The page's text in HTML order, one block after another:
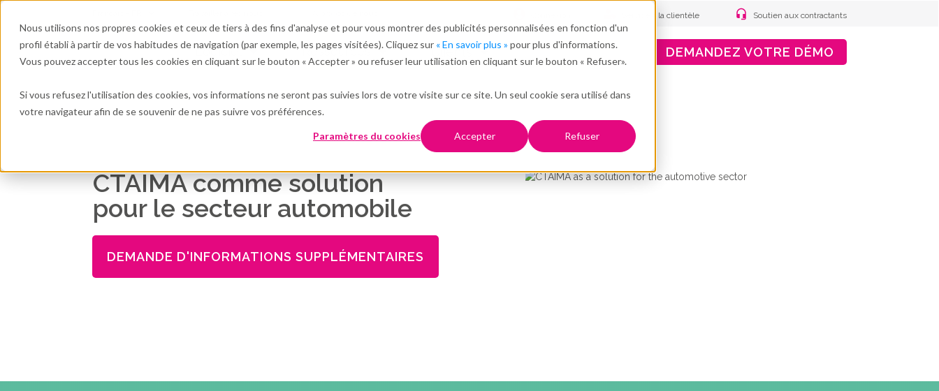
Nous utilisons nos propres cookies et ceux de tiers à des fins d'analyse et pour vous montrer des publicités personnalisées en fonction d'un
profil établi à partir de vos habitudes de navigation (par exemple, les pages visitées). Cliquez sur « En savoir plus » pour plus d'informations.
Vous pouvez accepter tous les cookies en cliquant sur le bouton « Accepter » ou refuser leur utilisation en cliquant sur le bouton « Refuser».
Si vous refusez l'utilisation des cookies, vos informations ne seront pas suivies lors de votre visite sur ce site. Un seul cookie sera utilisé dans
votre navigateur afin de se souvenir de ne pas suivre vos préférences.
Paramètres du cookies Accepter Refuser
Service à la clientèle Soutien aux contractants
Logiciel Ressources Clients DEMANDEZ VOTRE DÉMO
CTAIMA comme solution
pour le secteur automobile
DEMANDE D'INFORMATIONS SUPPLÉMENTAIRES